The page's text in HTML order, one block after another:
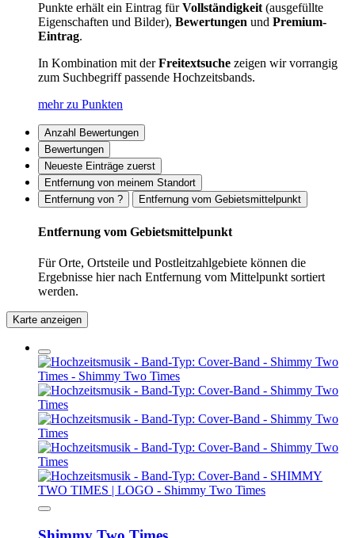
Punkte erhält ein Eintrag fürVollständigkeit(ausgefüllte
Eigenschaften und Bilder), Bewertungen und Premium-
Eintrag.
In Kombination mit derFreitextsuche zeigen wir vorrangig
zum Suchbegriff passende Hochzeitsbands.
mehr zu Punkten
Anzahl Bewertungen
Bewertungen
Neueste Einträge zuerst
Entfernung von meinem Standort
Entfernung von ?
Entfernung vom Gebietsmittelpunkt
Entfernung vom Gebietsmittelpunkt
Für Orte, Ortsteile und Postleitzahlgebiete können die
Ergebnisse hier nach Entfernung vom Mittelpunkt sortiert
werden.
Karte anzeigen